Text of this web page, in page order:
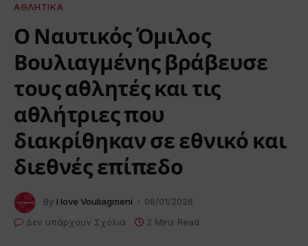
ΑΘΛΗΤΙΚΆ
Ο Ναυτικός Όμιλος
Βουλιαγμένης βράβευσε
τους αθλητές και τις
αθλήτριες που
διακρίθηκαν σε εθνικό και
διεθνές επίπεδο
By I love Vouliagmeni
08/01/2026
Δεν υπάρχουν Σχόλια
2 Mins Read